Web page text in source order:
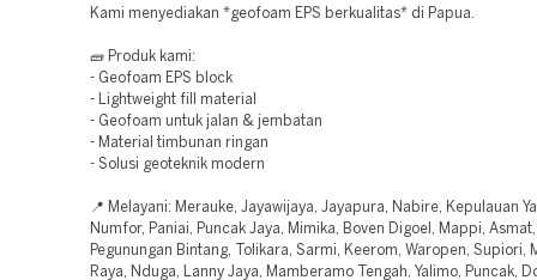
Kami menyediakan *geofoam EPS berkualitas* di Papua.
🧱 Produk kami:
- Geofoam EPS block
- Lightweight fill material
- Geofoam untuk jalan & jembatan
- Material timbunan ringan
- Solusi geoteknik modern
📍 Melayani: Merauke, Jayawijaya, Jayapura, Nabire, Kepulauan
Numfor, Paniai, Puncak Jaya, Mimika, Boven Digoel, Mappi, Asmat,
Pegunungan Bintang, Tolikara, Sarmi, Keerom, Waropen, Supiori,
Raya, Nduga, Lanny Jaya, Mamberamo Tengah, Yalimo, Puncak,